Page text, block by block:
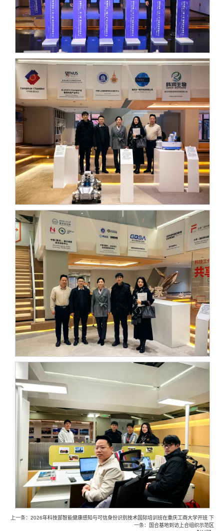
上一条： 2026年科技部智能健康感知与可信身份识别技术国际培训班在重庆工商大学开班 下
一条：
国合基地到访上合组织示范区